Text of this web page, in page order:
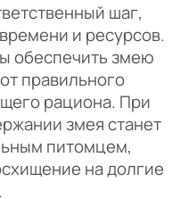
шаг,
и ресурсов.
обеспечить змею
правильного
рациона. При
змея станет
питомцем,
на долгие